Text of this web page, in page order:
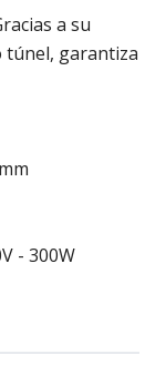
a su
túnel, garantiza
- 300W